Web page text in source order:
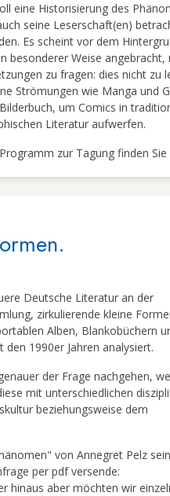
eine Historisierung des
seine Leserschaft(en)
Es scheint vor dem
besonderer Weise
zu fragen: dies nicht
Strömungen wie Manga und
um Comics in
Literatur aufwerfen.
zur Tagung finden Sie
Deutsche Literatur an der
zirkulierende kleine
Alben, Blankobüchern
1990er Jahren analysiert.
der Frage nachgehen,
mit unterschiedlichen
beziehungsweise dem
von Annegret Pelz
per pdf versende:
hinaus aber möchten wir